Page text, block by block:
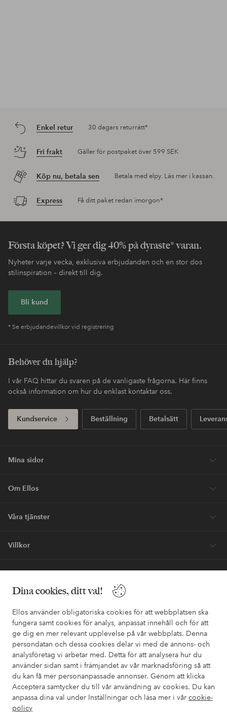
Dina cookies, ditt val!
Ellos använder obligatoriska cookies för att webbplatsen ska
fungera samt cookies för analys, anpassat innehåll och för att
ge dig en mer relevant upplevelse på vår webbplats. Denna
persondatan och dessa cookies delar vi med de annons- och
analysföretag vi arbetar med. Detta för att analysera hur du
använder sidan samt i främjandet av vår marknadsföring så att
du kan få mer personanpassade annonser. Genom att klicka
Acceptera samtycker du till vår användning av cookies. Du kan
anpassa dina val under Inställningar och läsa mer i vår cookie-
policy
Enkel retur 30 dagars returrätt*
Fri frakt Gäller för postpaket över 599 SEK
Köp nu, betala sen Betala med elpy. Läs mer i kassan.
Express Få ditt paket redan imorgon*
Första köpet? Vi ger dig 40% på dyraste* varan.
Nyheter varje vecka, exklusiva erbjudanden och en stor dos
stilinspiration – direkt till dig.
Bli kund
* Se erbjudandevillkor vid registrering
Behöver du hjälp?
I vår FAQ hittar du svaren på de vanligaste frågorna. Här finns
också information om hur du enklast kontaktar oss.
Kundservice Beställning Betalsätt
Mina sidor
Om Ellos
Våra tjänster
Villkor
Vänner
Säkra betalningar - Betala direkt eller dela upp
Vill du veta mer om våra betalalternativ?
elpy elpy